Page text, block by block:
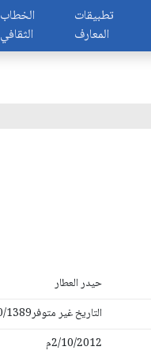
الخطاب
الثقافي
تطبيقات
المعارف
حيدر العطار
التاريخ غير متوفر22/10/1389هـ
2/10/2012م